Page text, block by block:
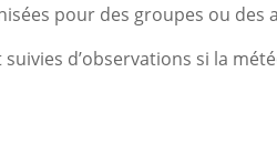
pour des groupes ou des
d’observations si la